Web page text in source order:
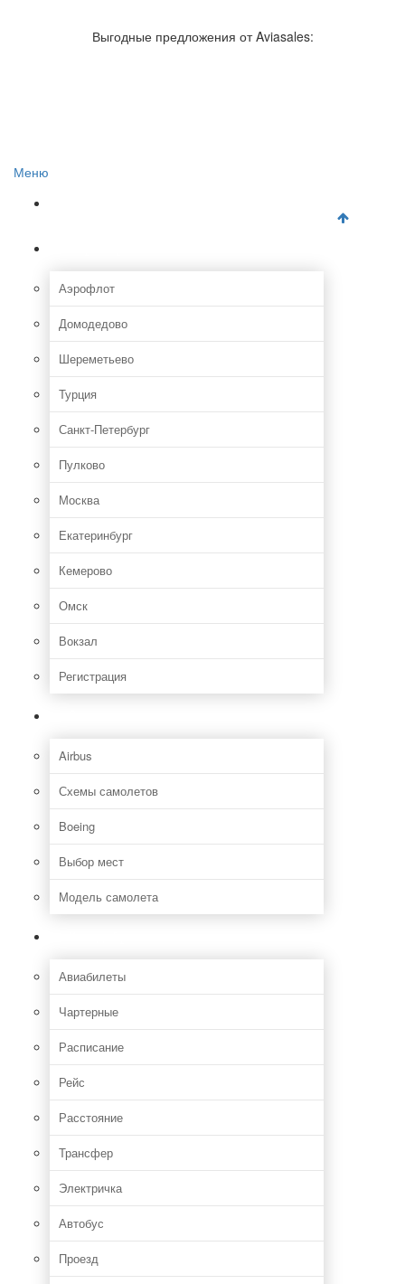
Отзывы об авиакомпаниях
Отзывы об аэропортах
Выгодные предложения от Aviasales:
Меню
Аэрофлот
Домодедово
Шереметьево
Турция
Санкт-Петербург
Пулково
Москва
Екатеринбург
Кемерово
Омск
Вокзал
Регистрация
Airbus
Схемы самолетов
Boeing
Выбор мест
Модель самолета
Авиабилеты
Чартерные
Расписание
Рейс
Расстояние
Трансфер
Электричка
Автобус
Проезд